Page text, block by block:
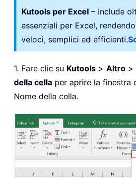
End If
Next
If IsVaildChar =
If UCase(Mid(
IsVaildChar =
End
If
End
If
If UCase(Mid(
IsVaildChar =
End If
End
End Function
Kutools per Excel – Include
essenziali per Excel,
veloci, semplici ed efficienti.
1. Fare clic su Kutools > Altro >
della cella per aprire la finestra
Nome della cella.